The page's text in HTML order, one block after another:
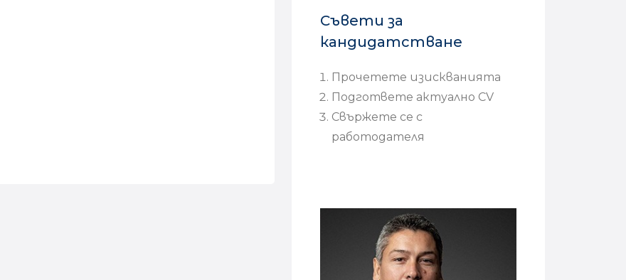
Съвети за
кандидатстване
Прочетете изискванията
Подгответе актуално CV
Свържете се с
работодателя